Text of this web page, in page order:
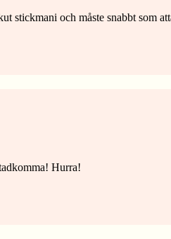
stickmani och måste snabbt som
Hurra!